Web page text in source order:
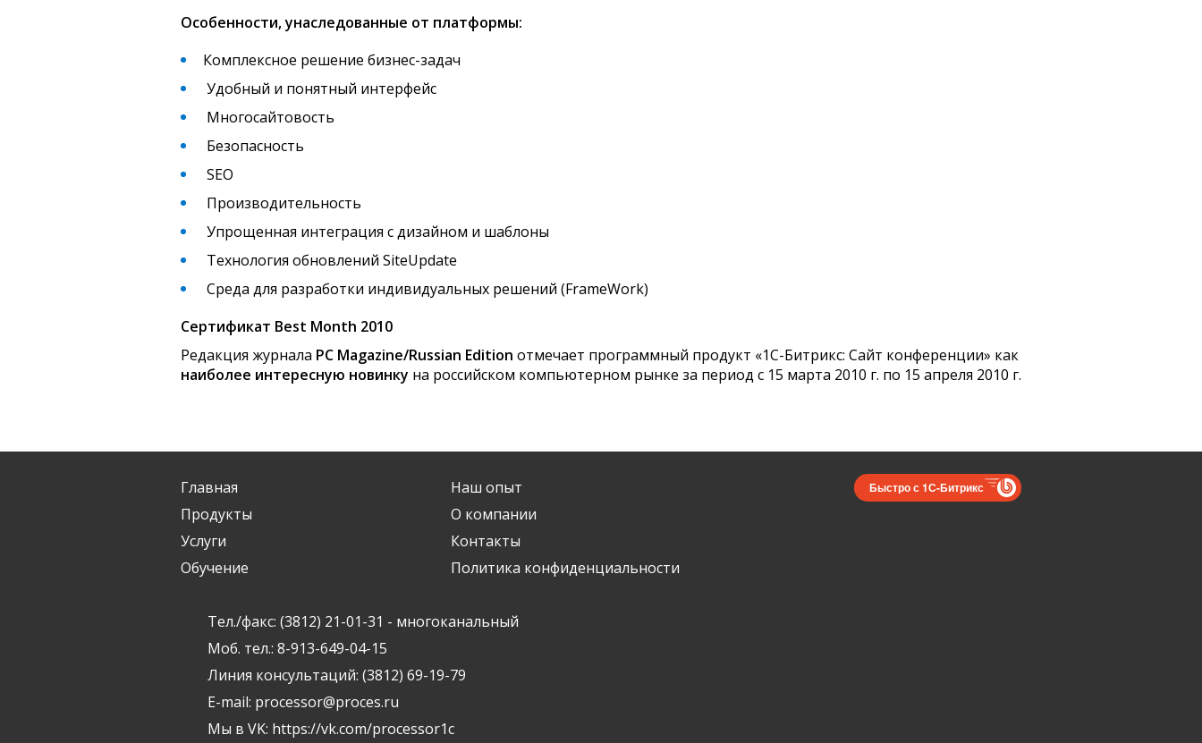
Особенности, унаследованные от платформы:
Комплексное решение бизнес-задач
Удобный и понятный интерфейс
Многосайтовость
Безопасность
SEO
Производительность
Упрощенная интеграция с дизайном и шаблоны
Технология обновлений SiteUpdate
Среда для разработки индивидуальных решений (FrameWork)
Сертификат Best Month 2010
Редакция журнала PC Magazine/Russian Edition отмечает программный продукт «1С-Битрикс: Сайт конференции» как
наиболее интересную новинку на российском компьютерном рынке за период с 15 марта 2010 г. по 15 апреля 2010 г.
Высокий уровень безопасности
Главная
Продукты
Услуги
Обучение
Наш опыт
О компании
Контакты
Политика конфиденциальности
Тел./факс: (3812) 21-01-31 - многоканальный
Моб. тел.: 8-913-649-04-15
Линия консультаций: (3812) 69-19-79
E-mail: processor@proces.ru
Мы в VK: https://vk.com/processor1c
Быстро с 1С-Битрикс